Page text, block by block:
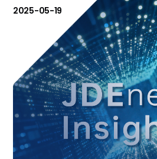
2025-05-19